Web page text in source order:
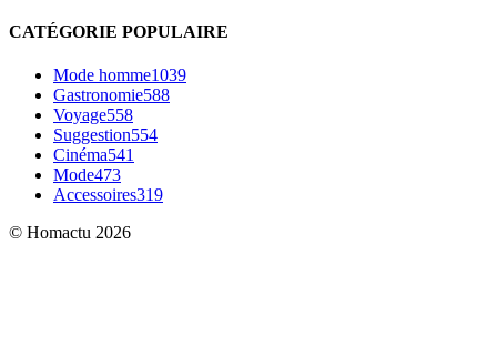
CATÉGORIE POPULAIRE
Mode homme1039
Gastronomie588
Voyage558
Suggestion554
Cinéma541
Mode473
Accessoires319
© Homactu 2026